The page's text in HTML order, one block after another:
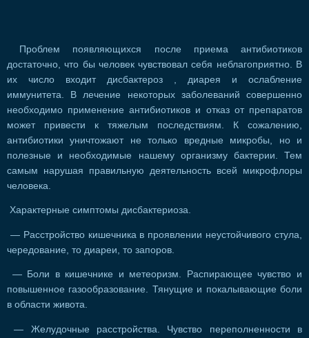
Проблем появляющихся после приема антибиотиков
достаточно, что бы человек чувствовал себя неблагоприятно. В
их число входит дисбактероз , диарея и ослабление
иммунитета. В лечение некоторых заболеваний совершенно
необходимо применение антибиотиков и отказ от препаратов
может привести к тяжелым последствиям. К сожалению,
антибиотики уничтожают не только вредные микробы, но и
полезные и необходимые нашему организму бактерии. Тем
самым нарушая правильную деятельность всей микрофлоры
человека.
Характерные симптомы дисбактериоза.
— Расстройство кишечника в проявлении неустойчивого стула,
чередование, то диареи, то запоров.
— Боли в кишечнике и метеоризм. Распирающее чувство и
повышенное газообразование. Тянущие и покалывающие боли
в области живота.
— Желудочные расстройства. Чувство переполненности в